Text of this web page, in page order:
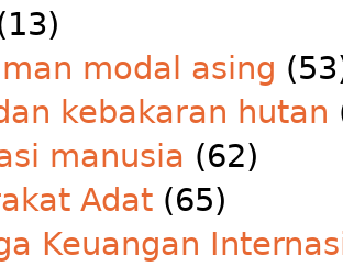
modal asing
kebakaran hutan
manusia (62)
Adat (65)
Keuangan